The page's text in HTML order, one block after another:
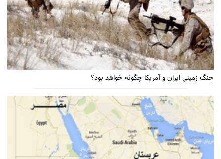
جنگ زمینی ایران و آمریکا چگونه خواهد بود؟